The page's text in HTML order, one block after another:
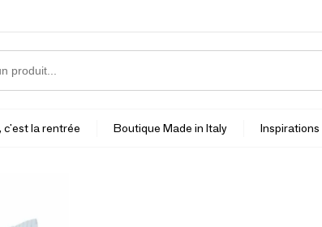
c'est la rentrée Boutique Made in Italy Inspirations